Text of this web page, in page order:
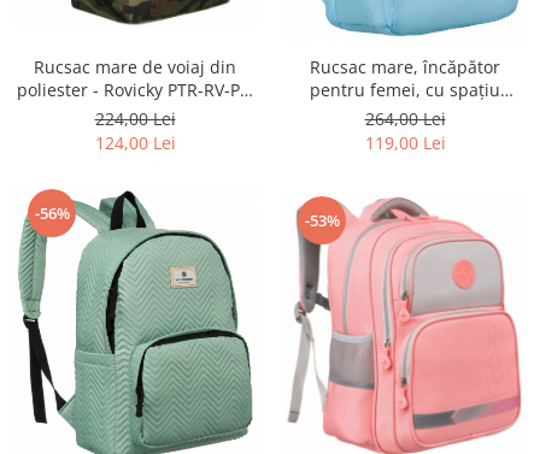
Rucsac mare de voiaj din
poliester - Rovicky PTR-RV-PL-
ZERO-7860 LIG
224,00 Lei
124,00 Lei
Rucsac mare, încăpător
pentru femei, cu spațiu
pentru laptop - Peterson PTR-
PTN 77707-8322 BLU
264,00 Lei
119,00 Lei
-56% -53%